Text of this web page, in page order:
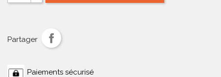
Partager
Paiements sécurisé